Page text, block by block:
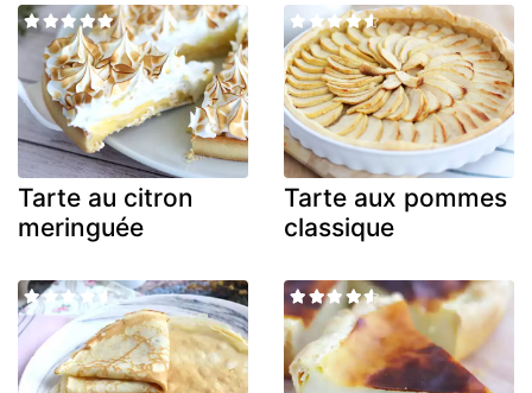
Tarte au citron
meringuée
Tarte aux pommes
classique